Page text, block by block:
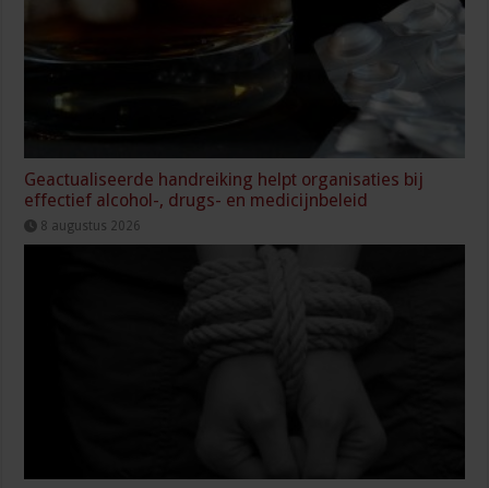
Geactualiseerde handreiking helpt organisaties bij
effectief alcohol-, drugs- en medicijnbeleid
8 augustus 2026